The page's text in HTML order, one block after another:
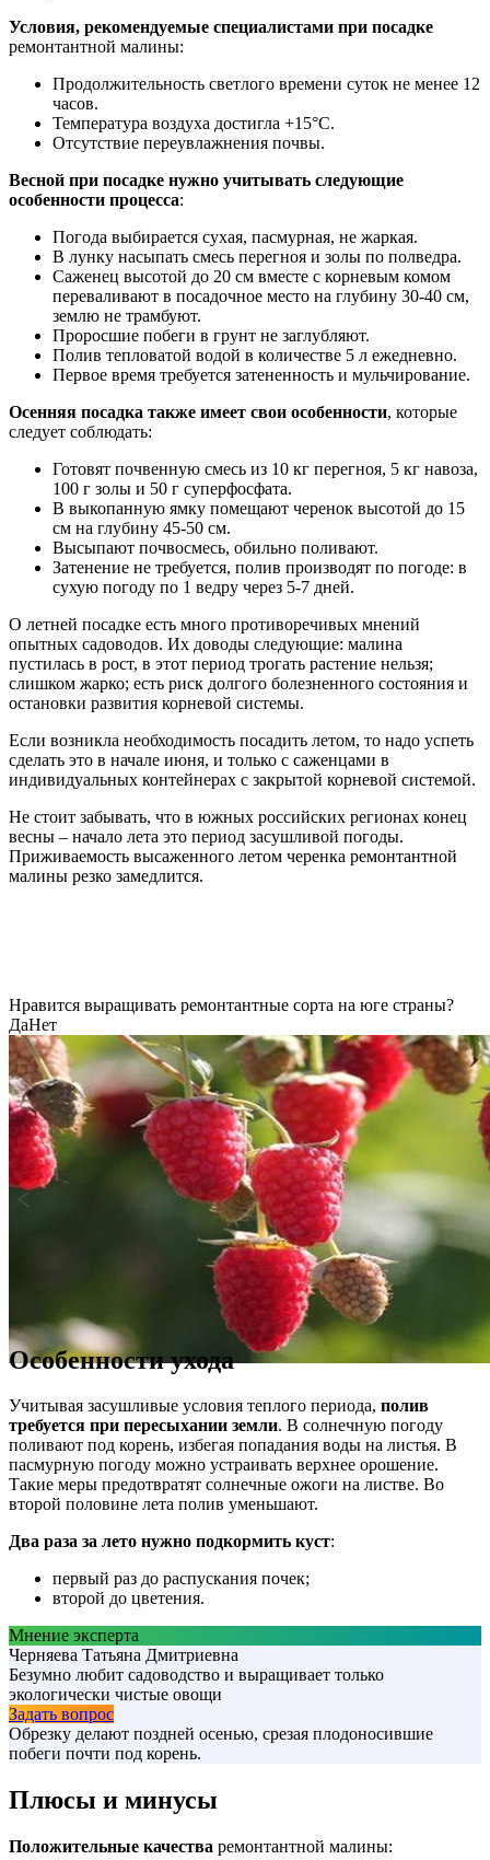
Условия, рекомендуемые специалистами при посадке
ремонтантной малины:
Продолжительность светлого времени суток не менее 12
часов.
Температура воздуха достигла +15°С.
Отсутствие переувлажнения почвы.
Весной при посадке нужно учитывать следующие
особенности процесса:
Погода выбирается сухая, пасмурная, не жаркая.
В лунку насыпать смесь перегноя и золы по полведра.
Саженец высотой до 20 см вместе с корневым комом
переваливают в посадочное место на глубину 30-40 см,
землю не трамбуют.
Проросшие побеги в грунт не заглубляют.
Полив тепловатой водой в количестве 5 л ежедневно.
Первое время требуется затененность и мульчирование.
Осенняя посадка также имеет свои особенности, которые
следует соблюдать:
Готовят почвенную смесь из 10 кг перегноя, 5 кг навоза,
100 г золы и 50 г суперфосфата.
В выкопанную ямку помещают черенок высотой до 15
см на глубину 45-50 см.
Высыпают почвосмесь, обильно поливают.
Затенение не требуется, полив производят по погоде: в
сухую погоду по 1 ведру через 5-7 дней.
О летней посадке есть много противоречивых мнений
опытных садоводов. Их доводы следующие: малина
пустилась в рост, в этот период трогать растение нельзя;
слишком жарко; есть риск долгого болезненного состояния и
остановки развития корневой системы.
Если возникла необходимость посадить летом, то надо успеть
сделать это в начале июня, и только с саженцами в
индивидуальных контейнерах с закрытой корневой системой.
Не стоит забывать, что в южных российских регионах конец
весны – начало лета это период засушливой погоды.
Приживаемость высаженного летом черенка ремонтантной
малины резко замедлится.
Нравится выращивать ремонтантные сорта на юге страны?
ДаНет
Особенности ухода
Учитывая засушливые условия теплого периода, полив
требуется при пересыхании земли. В солнечную погоду
поливают под корень, избегая попадания воды на листья. В
пасмурную погоду можно устраивать верхнее орошение.
Такие меры предотвратят солнечные ожоги на листве. Во
второй половине лета полив уменьшают.
Два раза за лето нужно подкормить куст:
первый раз до распускания почек;
второй до цветения.
Мнение эксперта
Черняева Татьяна Дмитриевна
Безумно любит садоводство и выращивает только
экологически чистые овощи
Задать вопрос
Обрезку делают поздней осенью, срезая плодоносившие
побеги почти под корень.
Плюсы и минусы
Положительные качества ремонтантной малины: